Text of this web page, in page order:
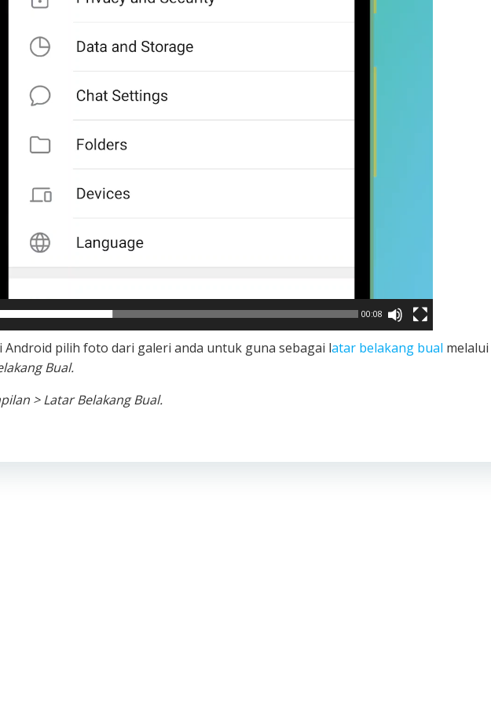
00:08
Android pilih foto dari galeri anda untuk guna sebagai latar belakang bual melalui
Bual.
> Latar Belakang Bual.